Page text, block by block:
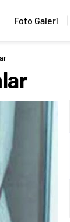
Foto Galeri